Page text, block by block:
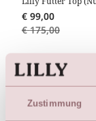
Zustimmung
€ 99,00
€ 175,00